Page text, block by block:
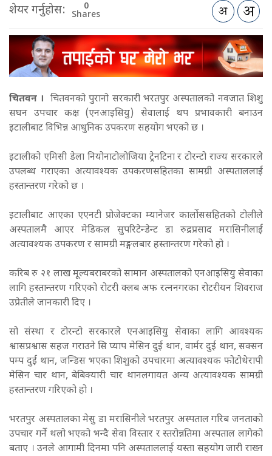
शेयर गर्नुहोस: 0
Shares
चितवन । चितवनको पुरानो सरकारीभरतपुर अस्पतालको नवजात शिशु
सघन उपचार कक्ष (एनआइसियु) सेवालाई थप प्रभावकारी बनाउन
इटालीबाट विभिन्न आधुनिक उपकरण सहयोग भएको छ ।
इटालीको एमिसी डेला नियोनाटोलोजिया ट्रेनटिना र टोरन्टो राज्य सरकारले
उपलब्ध गराएका अत्यावश्यक उपकरणसहितका सामग्री अस्पताललाई
हस्तान्तरण गरेको छ ।
इटालीबाट आएका एएनटी प्रोजेक्टका म्यानेजर कार्लोससहितको टोलीले
अस्पतालमै आएर मेडिकल सुपरिटेन्डेन्ट डा रुद्रप्रसाद मरासिनीलाई
अत्यावश्यक उपकरण र सामग्री मङ्गलबार हस्तान्तरण गरेको हो ।
करिब रु २१ लाख मूल्यबराबरको सामान अस्पतालको एनआइसियु सेवाका
लागि हस्तान्तरण गरिएको रोटरी क्लब अफ रत्ननगरका रोटरीयन शिवराज
उप्रेतीले जानकारी दिए ।
सो संस्था र टोरन्टो सरकारले एनआइसियु सेवाका लागि आवश्यक
श्वासप्रश्वास सहज गराउने सि प्याप मेसिन दुई थान, वार्मर दुई थान, सक्सन
पम्प दुई थान, जन्डिस भएका शिशुको उपचारमा अत्यावश्यक फोटोथेरापी
मेसिन चार थान, बेबिक्यारी चार थानलगायत अन्य अत्यावश्यक सामग्री
हस्तान्तरण गरिएको हो ।
भरतपुर अस्पतालका मेसु डा मरासिनीले भरतपुर अस्पताल गरिब जनताको
उपचार गर्ने थलो भएको भन्दै सेवा विस्तार र स्तरोन्नतिमा अस्पताल लागेको
बताए । उनले आगामी दिनमा पनि अस्पताललाई यस्ता सहयोग जारी राख्न